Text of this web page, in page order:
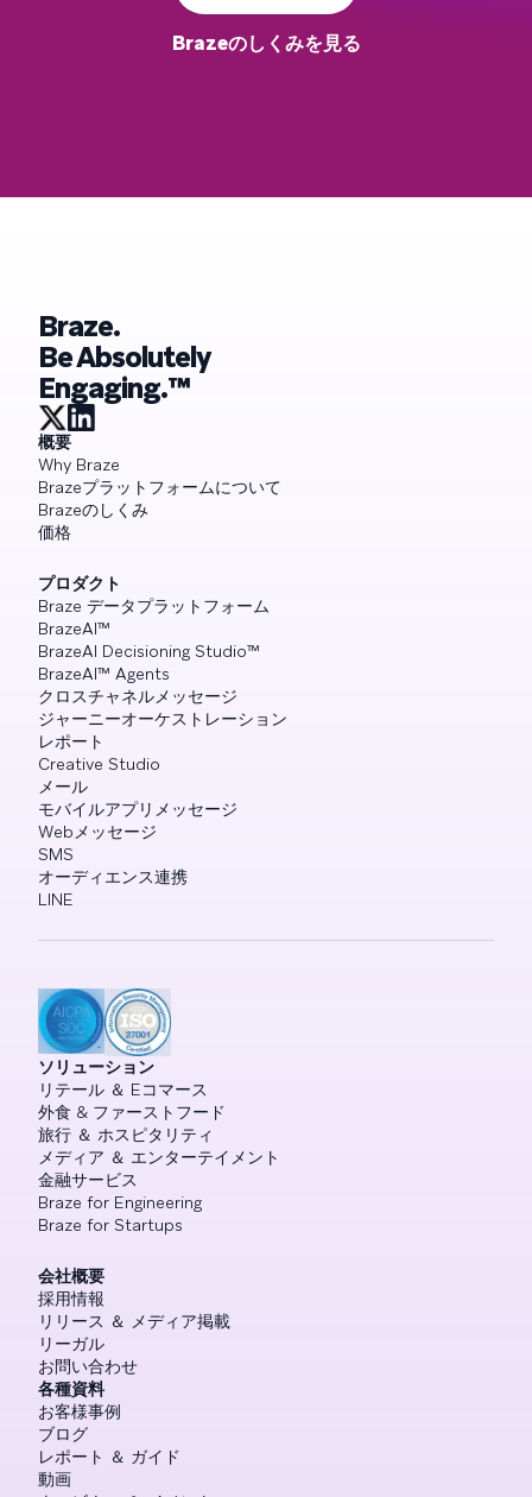
Brazeのしくみを見る
Braze.
Be Absolutely
Engaging.™
概要
Why Braze
Brazeプラットフォームについて
Brazeのしくみ
価格
プロダクト
Braze データプラットフォーム
BrazeAI™
BrazeAI Decisioning Studio™
BrazeAI™ Agents
クロスチャネルメッセージ
ジャーニーオーケストレーション
レポート
Creative Studio
メール
モバイルアプリメッセージ
Webメッセージ
SMS
オーディエンス連携
LINE
ソリューション
リテール ＆ Eコマース
外食 & ファーストフード
旅行 ＆ ホスピタリティ
メディア ＆ エンターテイメント
金融サービス
Braze for Engineering
Braze for Startups
会社概要
採用情報
リリース ＆ メディア掲載
リーガル
お問い合わせ
各種資料
お客様事例
ブログ
レポート ＆ ガイド
動画